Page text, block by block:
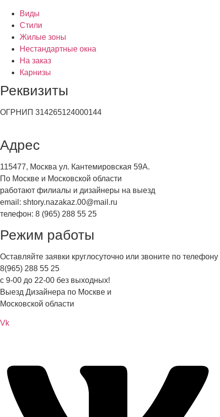
Виды
Стили
Жилые зоны
Нестандартные окна
На заказ
Карнизы
Реквизиты
ОГРНИП 314265124000144
Адрес
115477, Москва ул. Кантемировская 59А.
По Москве и Московской области
работают филиалы и дизайнеры на выезд
email: shtory.nazakaz.00@mail.ru
телефон: 8 (965) 288 55 25
Режим работы
Оставляйте заявки круглосуточно или звоните по телефону
8(965) 288 55 25
с 9-00 до 22-00 без выходных!
Выезд Дизайнера по Москве и
Московской области
Vk